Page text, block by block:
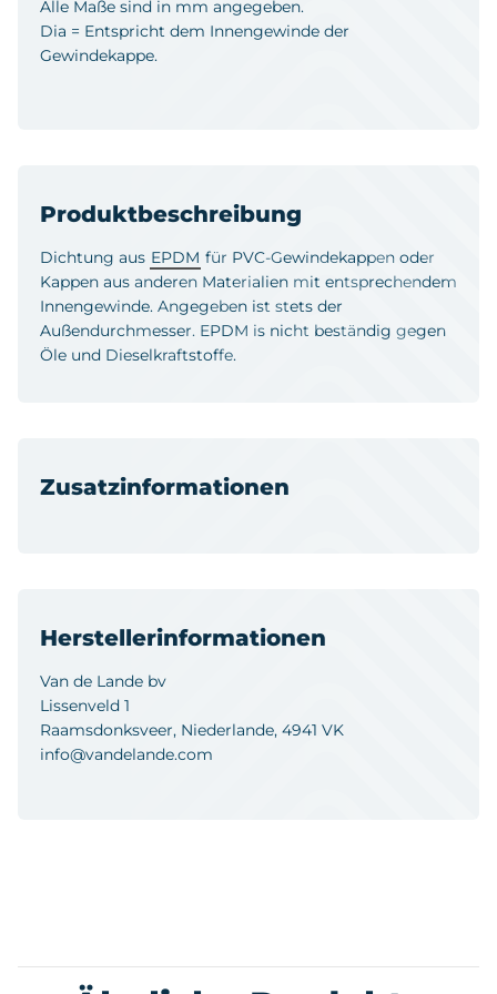
Produktbeschreibung
Dichtung aus EPDM für PVC-Gewindekappen oder
Kappen aus anderen Materialien mit entsprechendem
Innengewinde. Angegeben ist stets der
Außendurchmesser. EPDM is nicht beständig gegen
Öle und Dieselkraftstoffe.
Zusatzinformationen
Herstellerinformationen
Van de Lande bv
Lissenveld 1
Raamsdonksveer, Niederlande, 4941 VK
info@vandelande.com
Alle Maße sind in mm angegeben.
Dia = Entspricht dem Innengewinde der
Gewindekappe.